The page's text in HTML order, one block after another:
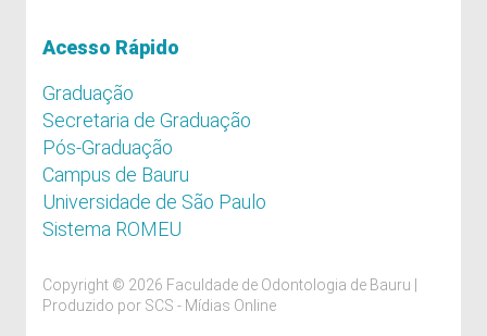
Acesso Rápido
Graduação
Secretaria de Graduação
Pós-Graduação
Campus de Bauru
Universidade de São Paulo
Sistema ROMEU
Copyright © 2026 Faculdade de Odontologia de Bauru |
Produzido por SCS - Mídias Online